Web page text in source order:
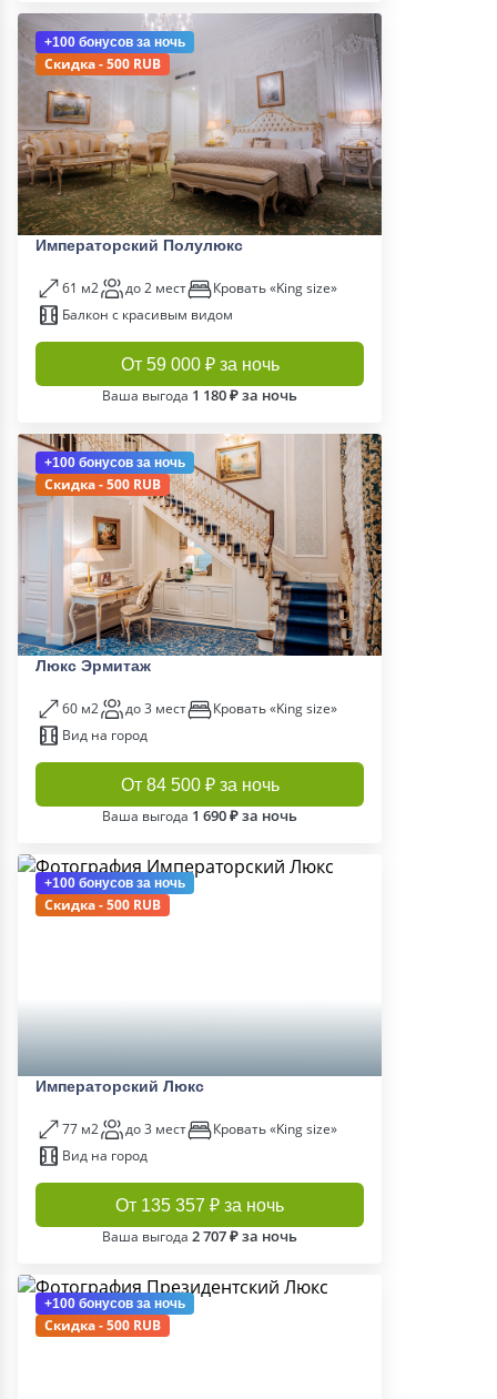
+100 бонусов за ночь
Скидка - 500 RUB
Императорский Полулюкс
61 м2 до 2 мест
Кровать «King size»
Балкон с красивым видом
От 59 000 ₽ за ночь
Ваша выгода 1 180 ₽ за ночь
+100 бонусов за ночь
Скидка - 500 RUB
Люкс Эрмитаж
60 м2 до 3 мест
Кровать «King size»
Вид на город
От 84 500 ₽ за ночь
Ваша выгода 1 690 ₽ за ночь
+100 бонусов за ночь
Скидка - 500 RUB
Императорский Люкс
77 м2 до 3 мест
Кровать «King size»
Вид на город
От 135 357 ₽ за ночь
Ваша выгода 2 707 ₽ за ночь
+100 бонусов за ночь
Скидка - 500 RUB